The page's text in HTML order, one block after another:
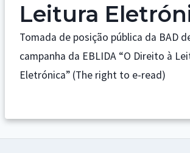
Leitura
Tomada de posição pública da BAD
campanha da EBLIDA “O Direito à
Eletrónica” (The right to e-read)